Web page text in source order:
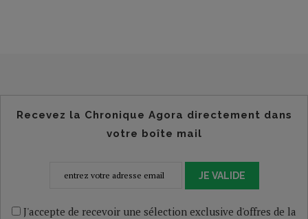
Recevez la Chronique Agora directement dans
votre boîte mail
JE VALIDE
J'accepte de recevoir une sélection exclusive d'offres de la